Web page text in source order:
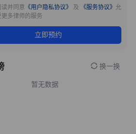
读并同意 《用户隐私协议》 及 《服务协议》 允
更多律师的服务
立即预约
换一换
暂无数据